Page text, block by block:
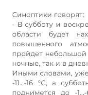
Синоптики говорят:
- В субботу и
области будет
повышенного
пройдет небольшой
ночные, так и в
Иными словами,
-11...-16 °C, а
поднимется до -